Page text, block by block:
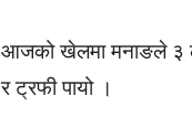
आजको खेलमा मनाङले ३
र ट्रफी पायो ।